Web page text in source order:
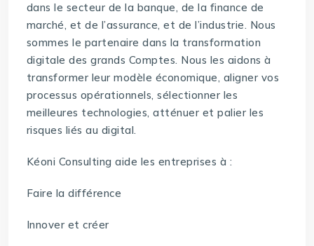
dans le secteur de la banque, de la finance de
marché, et de l’assurance, et de l’industrie. Nous
sommes le partenaire dans la transformation
digitale des grands Comptes. Nous les aidons à
transformer leur modèle économique, aligner vos
processus opérationnels, sélectionner les
meilleures technologies, atténuer et palier les
risques liés au digital.
Kéoni Consulting aide les entreprises à :
Faire la différence
Innover et créer